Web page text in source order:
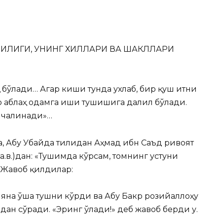
УНИНГ ХИЛЛАРИ ВА ШАКЛЛАРИ
Агар киши тунда ухлаб, бир қуш итни
аблаҳ одамга иши тушишига далил бўлади.
чалинади»…
Абу Убайда тилидан Аҳмад ибн Саъд ривоят
«Тушимда кўрсам, томнинг устуни
қилдилар:
ўша тушни кўрди ва Абу Бакр розийаллоҳу
сўради. «Эринг ўлади!» деб жавоб берди у.